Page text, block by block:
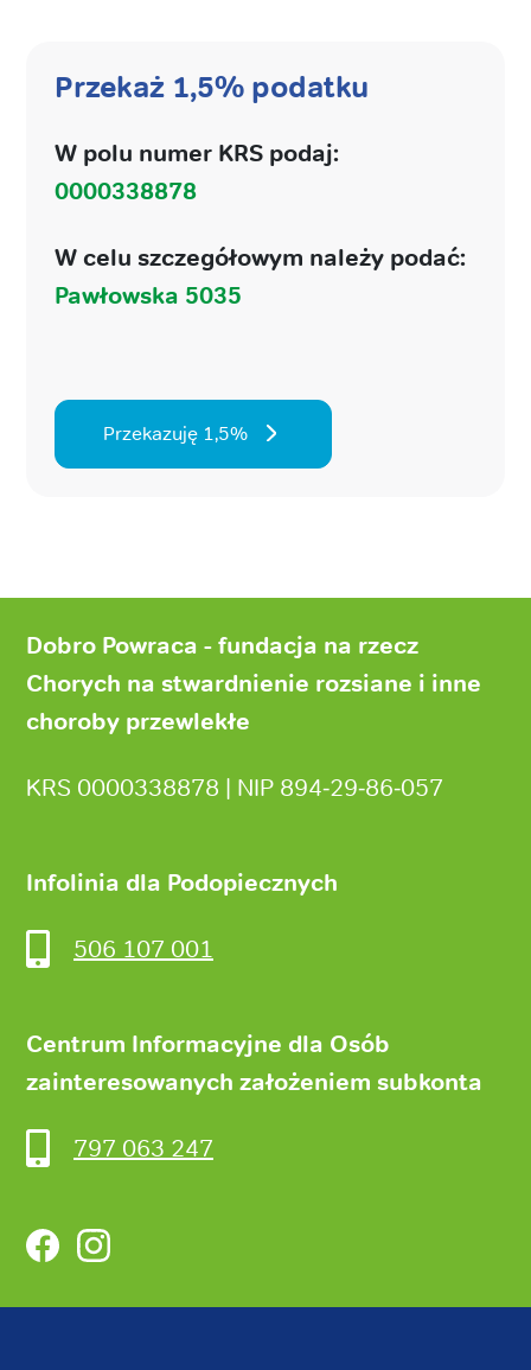
Przekaż 1,5% podatku
W polu numer KRS podaj:
0000338878
W celu szczegółowym należy podać:
Pawłowska 5035
Przekazuję 1,5%
stronyDobro Powraca - fundacja na rzecz
Chorych na stwardnienie rozsiane i inne
choroby przewlekłe
KRS 0000338878 | NIP 894‑29‑86‑057
Infolinia dla Podopiecznych
506 107 001
Centrum Informacyjne dla Osób
zainteresowanych założeniem subkonta
797 063 247
FacebookInstagram